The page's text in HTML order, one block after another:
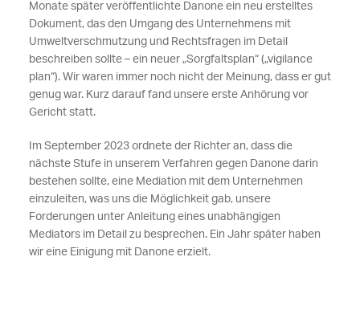
Monate später veröffentlichte Danone ein neu erstelltes
Dokument, das den Umgang des Unternehmens mit
Umweltverschmutzung und Rechtsfragen im Detail
beschreiben sollte – ein neuer „Sorgfaltsplan“ („vigilance
plan“). Wir waren immer noch nicht der Meinung, dass er gut
genug war. Kurz darauf fand unsere erste Anhörung vor
Gericht statt.
Im September 2023 ordnete der Richter an, dass die
nächste Stufe in unserem Verfahren gegen Danone darin
bestehen sollte, eine Mediation mit dem Unternehmen
einzuleiten, was uns die Möglichkeit gab, unsere
Forderungen unter Anleitung eines unabhängigen
Mediators im Detail zu besprechen. Ein Jahr später haben
wir eine Einigung mit Danone erzielt.